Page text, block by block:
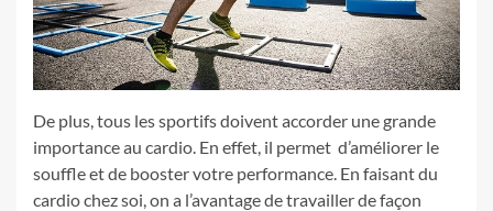
De plus, tous les sportifs doivent accorder une grande
importance au cardio. En effet, il permet d’améliorer le
souffle et de booster votre performance. En faisant du
cardio chez soi, on a l’avantage de travailler de façon